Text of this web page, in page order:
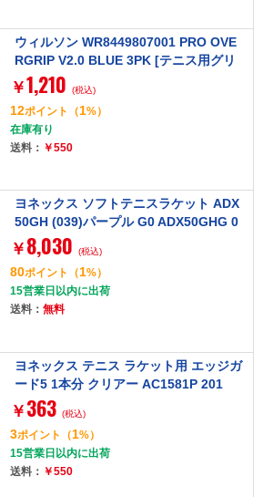
ウィルソン WR8449807001 PRO OVE
RGRIP V2.0 BLUE 3PK [テニス用グリ
ップテープ]
￥1,210 (税込)
12ポイント （1%）
在庫有り
送料： ￥550
ヨネックス ソフトテニスラケット ADX
50GH (039)パープル G0 ADX50GHG 0
39
￥ 8,030 (税込)
80ポイント （1%）
15営業日以内に出荷
送料： 無料
ヨネックス テニス ラケット用 エッジガ
ード5 1本分 クリアー AC1581P 201
￥ 363 (税込)
3ポイント （1%）
15営業日以内に出荷
送料： ￥550